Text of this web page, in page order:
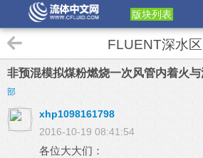
版块列表
FLUENT深水区
非预混模拟煤粉燃烧一次风管内着火
部
xhp1098161798
2016-10-19 08:41:54
各位大大们：